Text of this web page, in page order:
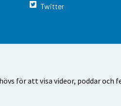
för att visa videor, poddar och
Twitter